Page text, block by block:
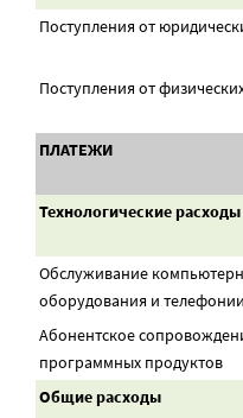
Поступления от
Поступления от
ПЛАТЕЖИ
Технологические расходы
Обслуживание
оборудования и телефонии
Абонентское
программных продуктов
Общие расходы